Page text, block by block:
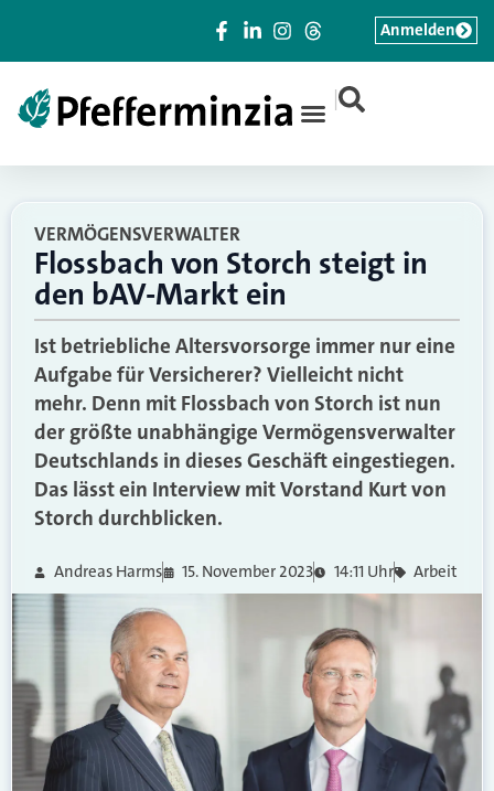
|
Anmelden
VERMÖGENSVERWALTER
Flossbach von Storch steigt in
den bAV-Markt ein
Ist betriebliche Altersvorsorge immer nur eine
Aufgabe für Versicherer? Vielleicht nicht
mehr. Denn mit Flossbach von Storch ist nun
der größte unabhängige Vermögensverwalter
Deutschlands in dieses Geschäft eingestiegen.
Das lässt ein Interview mit Vorstand Kurt von
Storch durchblicken.
Andreas Harms 15. November 2023 14:11 Uhr Arbeit